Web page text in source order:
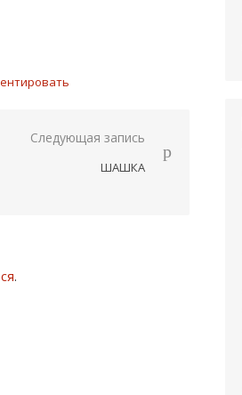
Следующая запись
ШАШКА
.